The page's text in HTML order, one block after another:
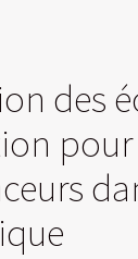
des
pour